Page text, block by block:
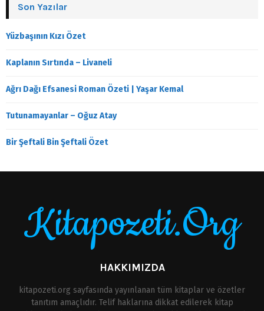
Son Yazılar
Yüzbaşının Kızı Özet
Kaplanın Sırtında – Livaneli
Ağrı Dağı Efsanesi Roman Özeti | Yaşar Kemal
Tutunamayanlar – Oğuz Atay
Bir Şeftali Bin Şeftali Özet
Kitapozeti.Org
HAKKIMIZDA
kitapozeti.org sayfasında yayınlanan tüm kitaplar ve özetler
tanıtım amaçlıdır. Telif haklarına dikkat edilerek kitap